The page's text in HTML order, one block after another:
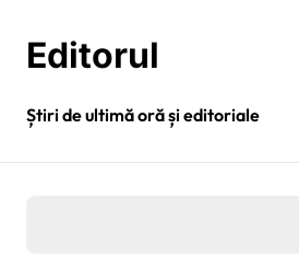
conținutEditorul
Știri de ultimă oră și editoriale